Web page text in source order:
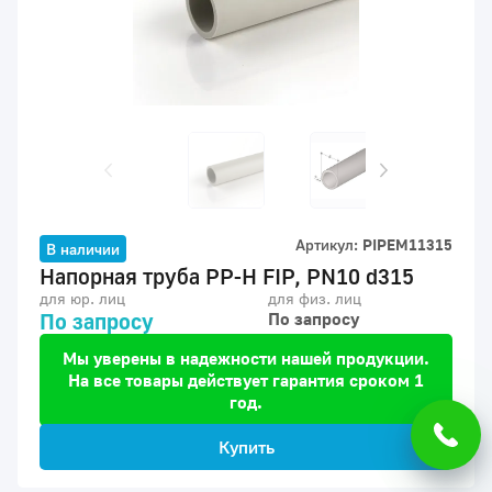
В наличии Артикул: PIPEM11315
Напорная труба PP-H FIP, PN10 d315
для юр. лиц
По запросу
для физ. лиц
По запросу
Мы уверены в надежности нашей продукции.
На все товары действует гарантия сроком 1
год.
Купить